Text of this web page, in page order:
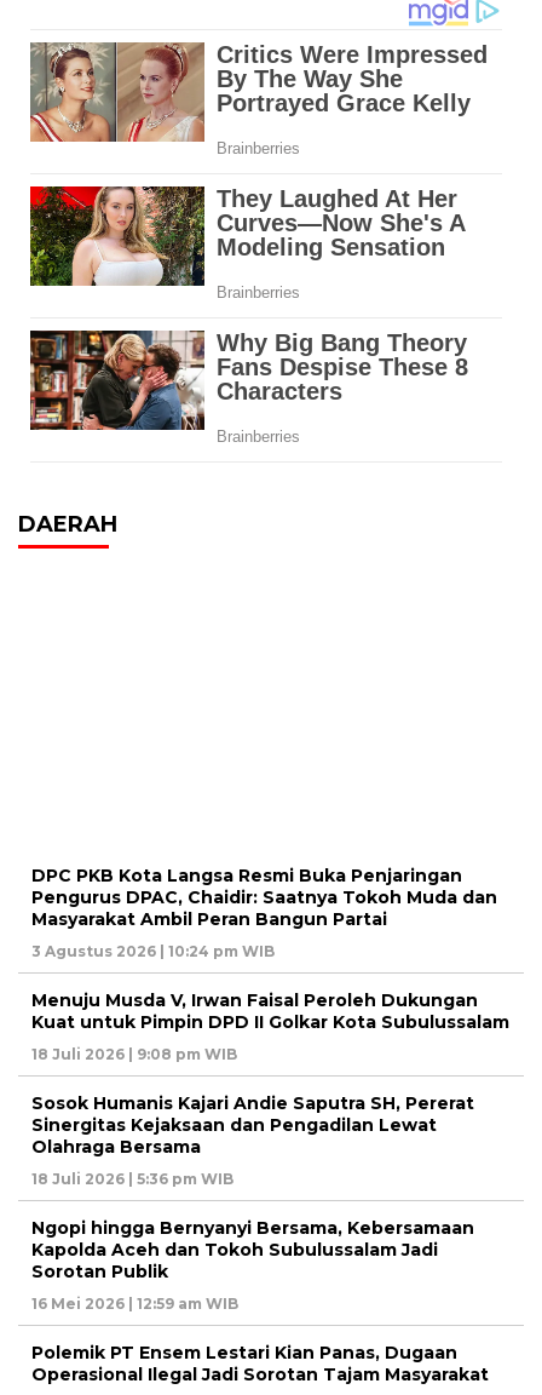
DAERAH
DPC PKB Kota Langsa Resmi Buka Penjaringan
Pengurus DPAC, Chaidir: Saatnya Tokoh Muda dan
Masyarakat Ambil Peran Bangun Partai
3 Agustus 2026 | 10:24 pm WIB
Menuju Musda V, Irwan Faisal Peroleh Dukungan
Kuat untuk Pimpin DPD II Golkar Kota Subulussalam
18 Juli 2026 | 9:08 pm WIB
Sosok Humanis Kajari Andie Saputra SH, Pererat
Sinergitas Kejaksaan dan Pengadilan Lewat
Olahraga Bersama
18 Juli 2026 | 5:36 pm WIB
Ngopi hingga Bernyanyi Bersama, Kebersamaan
Kapolda Aceh dan Tokoh Subulussalam Jadi
Sorotan Publik
16 Mei 2026 | 12:59 am WIB
Polemik PT Ensem Lestari Kian Panas, Dugaan
Operasional Ilegal Jadi Sorotan Tajam Masyarakat